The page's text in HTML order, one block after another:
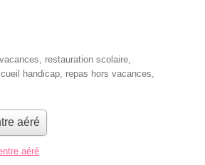
, restauration scolaire,
handicap, repas hors vacances,
aéré
aéré